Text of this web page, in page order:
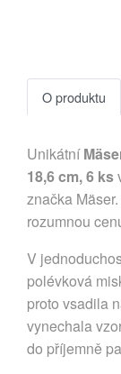
O produktu
Unikátní
18,6 cm, 6 ks
značka
rozumnou
V
polévková
proto vsadila
vynechala
do příjemně